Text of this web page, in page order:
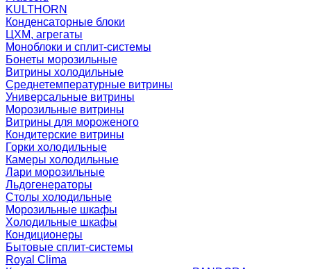
KULTHORN
Конденсаторные блоки
ЦХМ, агрегаты
Моноблоки и сплит-системы
Бонеты морозильные
Витрины холодильные
Среднетемпературные витрины
Универсальные витрины
Морозильные витрины
Витрины для мороженого
Кондитерские витрины
Горки холодильные
Камеры холодильные
Лари морозильные
Льдогенераторы
Столы холодильные
Морозильные шкафы
Холодильные шкафы
Кондиционеры
Бытовые сплит-системы
Royal Clima